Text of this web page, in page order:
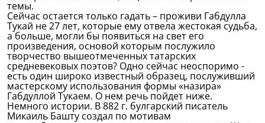
темы.
Сейчас остается только гадать – проживи Габдулла
Тукай не 27 лет, которые ему отвела жестокая судьба,
а больше, могли бы появиться на свет его
произведения, основой которым послужило
творчество вышеотмеченных татарских
средневековых поэтов? Одно сейчас неоспоримо -
есть один широко известный образец, послуживший
мастерскому использования формы «назира»
Габдуллой Тукаем. О нем речь пойдет ниже.
Немного истории. В 882 г. булгарский писатель
Микаиль Башту создал по мотивам